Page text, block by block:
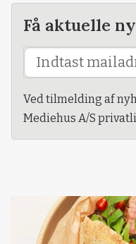
Få aktuelle
Ved tilmelding af
Mediehus A/S